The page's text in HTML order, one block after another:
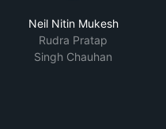
Neil Nitin Mukesh
Rudra Pratap
Singh Chauhan